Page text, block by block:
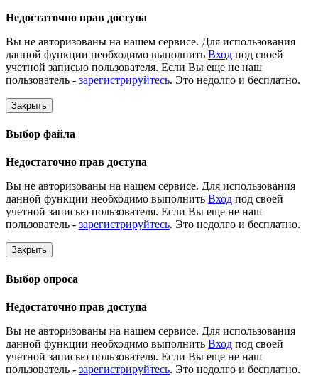
Недостаточно прав доступа
Вы не авторизованы на нашем сервисе. Для использования
данной функции необходимо выполнить Вход под своей
учетной записью пользователя. Если Вы еще не наш
пользователь - зарегистрируйтесь. Это недолго и бесплатно.
Закрыть
Выбор файла
Недостаточно прав доступа
Вы не авторизованы на нашем сервисе. Для использования
данной функции необходимо выполнить Вход под своей
учетной записью пользователя. Если Вы еще не наш
пользователь - зарегистрируйтесь. Это недолго и бесплатно.
Закрыть
Выбор опроса
Недостаточно прав доступа
Вы не авторизованы на нашем сервисе. Для использования
данной функции необходимо выполнить Вход под своей
учетной записью пользователя. Если Вы еще не наш
пользователь - зарегистрируйтесь. Это недолго и бесплатно.